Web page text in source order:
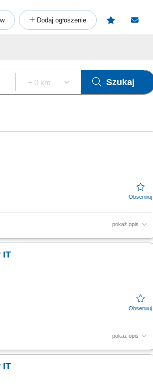
Dodaj ogłoszenie
Szukaj
pokaż opis
systemów informatycznych celem
IT
pokaż opis
awarii urządzeń IT. Instalacja i
IT